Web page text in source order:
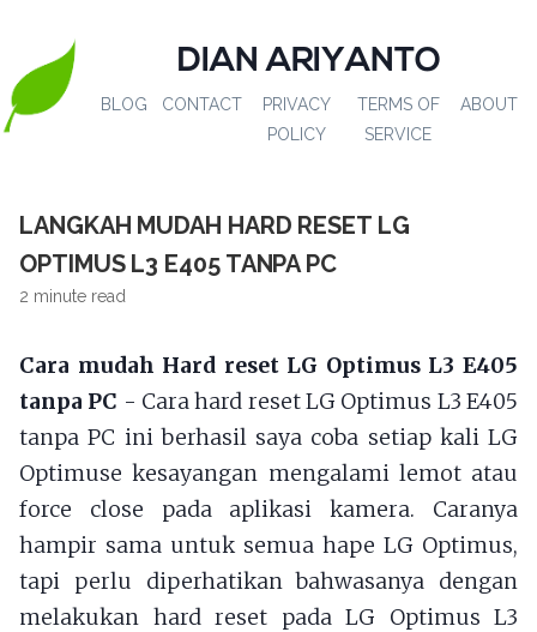
DIAN ARIYANTO
BLOG CONTACT
PRIVACY
POLICY
TERMS OF
SERVICE
ABOUT
LANGKAH MUDAH HARD RESET LG
OPTIMUS L3 E405 TANPA PC
2 minute read
Cara mudah Hard reset LG Optimus L3 E405
tanpa PC - Cara hard reset LG Optimus L3 E405
tanpa PC ini berhasil saya coba setiap kali LG
Optimuse kesayangan mengalami lemot atau
force close pada aplikasi kamera. Caranya
hampir sama untuk semua hape LG Optimus,
tapi perlu diperhatikan bahwasanya dengan
melakukan hard reset pada LG Optimus L3